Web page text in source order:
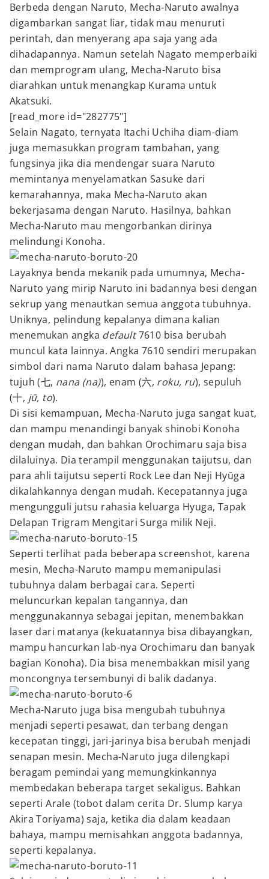
Berbeda dengan Naruto, Mecha-Naruto awalnya
digambarkan sangat liar, tidak mau menuruti
perintah, dan menyerang apa saja yang ada
dihadapannya. Namun setelah Nagato memperbaiki
dan memprogram ulang, Mecha-Naruto bisa
diarahkan untuk menangkap Kurama untuk
Akatsuki.
[read_more id="282775"]
Selain Nagato, ternyata Itachi Uchiha diam-diam
juga memasukkan program tambahan, yang
fungsinya jika dia mendengar suara Naruto
memintanya menyelamatkan Sasuke dari
kemarahannya, maka Mecha-Naruto akan
bekerjasama dengan Naruto. Hasilnya, bahkan
Mecha-Naruto mau mengorbankan dirinya
melindungi Konoha.
Layaknya benda mekanik pada umumnya, Mecha-
Naruto yang mirip Naruto ini badannya besi dengan
sekrup yang menautkan semua anggota tubuhnya.
Uniknya, pelindung kepalanya dimana kalian
menemukan angka default7610 bisa berubah
muncul kata lainnya. Angka 7610 sendiri merupakan
simbol dari nama Naruto dalam bahasa Jepang:
tujuh (七, nana (na)), enam (六, roku, ru), sepuluh
(十, jū, to).
Di sisi kemampuan, Mecha-Naruto juga sangat kuat,
dan mampu menandingi banyak shinobi Konoha
dengan mudah, dan bahkan Orochimaru saja bisa
dilaluinya. Dia terampil menggunakan taijutsu, dan
para ahli taijutsu seperti Rock Lee dan Neji Hyūga
dikalahkannya dengan mudah. Kecepatannya juga
mengungguli jutsu rahasia keluarga Hyuga, Tapak
Delapan Trigram Mengitari Surga milik Neji.
Seperti terlihat pada beberapa screenshot, karena
mesin, Mecha-Naruto mampu memanipulasi
tubuhnya dalam berbagai cara. Seperti
meluncurkan kepalan tangannya, dan
menggunakannya sebagai jepitan, menembakkan
laser dari matanya (kekuatannya bisa dibayangkan,
mampu hancurkan lab-nya Orochimaru dan banyak
bagian Konoha). Dia bisa menembakkan misil yang
moncongnya tersembunyi di balik dadanya.
Mecha-Naruto juga bisa mengubah tubuhnya
menjadi seperti pesawat, dan terbang dengan
kecepatan tinggi, jari-jarinya bisa berubah menjadi
senapan mesin. Mecha-Naruto juga dilengkapi
beragam pemindai yang memungkinkannya
membedakan beberapa target sekaligus. Bahkan
seperti Arale (tobot dalam cerita Dr. Slump karya
Akira Toriyama) saja, ketika dia dalam keadaan
bahaya, mampu memisahkan anggota badannya,
seperti kepalanya.